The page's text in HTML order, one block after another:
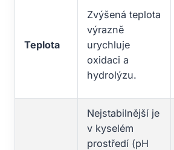
Teplota
Zvýšená teplota
výrazně
urychluje
oxidaci a
hydrolýzu.
Nejstabilnější je
v kyselém
prostředí (pH